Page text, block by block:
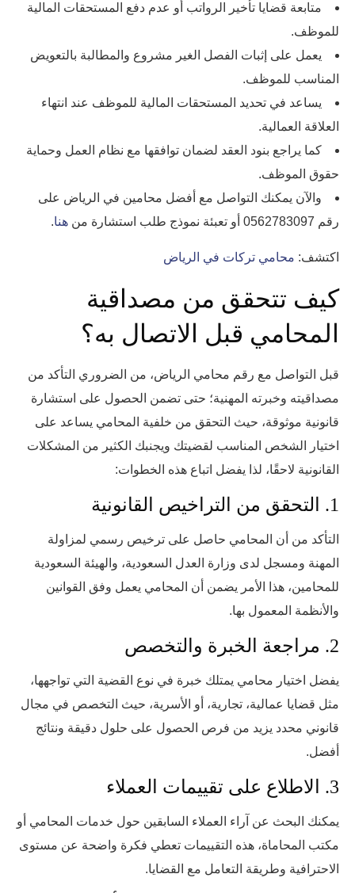
متابعة قضايا تأخير الرواتب أو عدم دفع المستحقات المالية
للموظف.
يعمل على إثبات الفصل الغير مشروع والمطالبة بالتعويض
المناسب للموظف.
يساعد في تحديد المستحقات المالية للموظف عند انتهاء
العلاقة العمالية.
كما يراجع بنود العقد لضمان توافقها مع نظام العمل وحماية
حقوق الموظف.
والآن يمكنك التواصل مع أفضل محامين في الرياض على
رقم 0562783097 أو تعبئة نموذج طلب استشارة من
هنا.
اكتشف: محامي تركات في الرياض
كيف تتحقق من مصداقية
المحامي قبل الاتصال به؟
قبل التواصل مع رقم محامي الرياض، من الضروري التأكد من
مصداقيته وخبرته المهنية؛ حتى تضمن الحصول على استشارة
قانونية موثوقة، حيث التحقق من خلفية المحامي يساعد على
اختيار الشخص المناسب لقضيتك ويجنبك الكثير من المشكلات
القانونية لاحقًا، لذا يفضل اتباع هذه الخطوات:
1. التحقق من التراخيص القانونية
التأكد من أن المحامي حاصل على ترخيص رسمي لمزاولة
المهنة ومسجل لدى وزارة العدل السعودية، والهيئة السعودية
للمحامين، هذا الأمر يضمن أن المحامي يعمل وفق القوانين
والأنظمة المعمول بها.
2. مراجعة الخبرة والتخصص
يفضل اختيار محامي يمتلك خبرة في نوع القضية التي تواجهها،
مثل قضايا عمالية، تجارية، أو الأسرية، حيث التخصص في مجال
قانوني محدد يزيد من فرص الحصول على حلول دقيقة ونتائج
أفضل.
3. الاطلاع على تقييمات العملاء
يمكنك البحث عن آراء العملاء السابقين حول خدمات المحامي أو
مكتب المحاماة، هذه التقييمات تعطي فكرة واضحة عن مستوى
الاحترافية وطريقة التعامل مع القضايا.